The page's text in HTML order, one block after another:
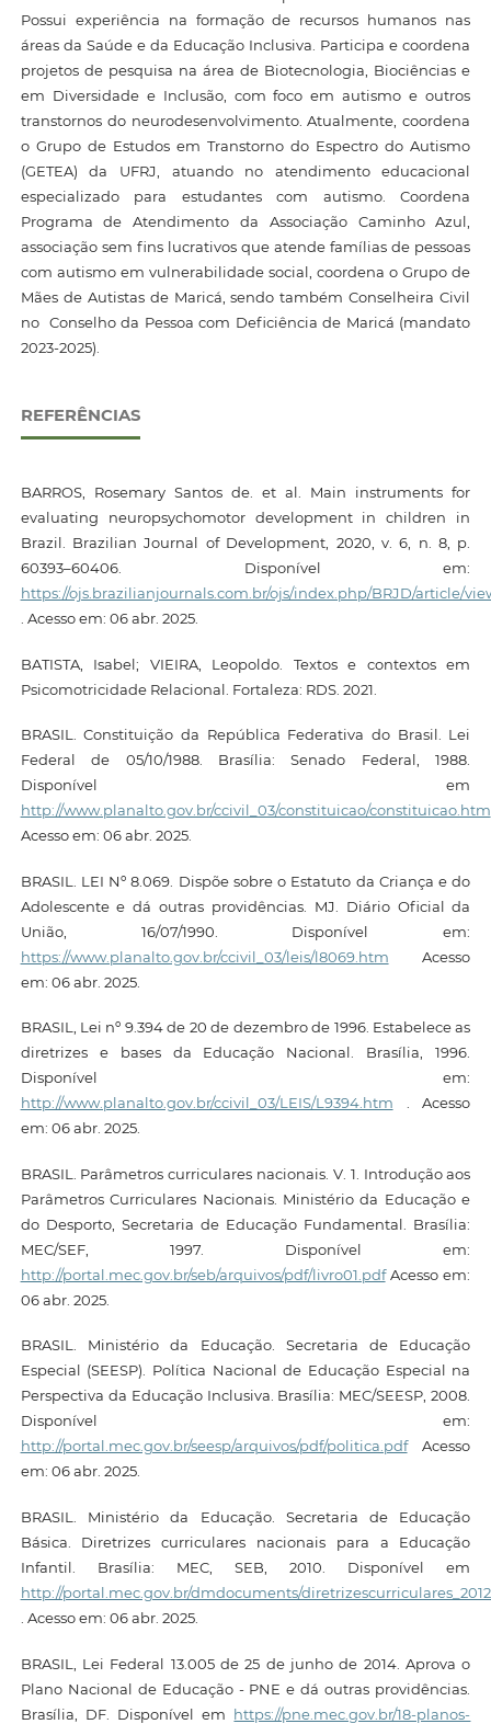
Possui experiência na formação de recursos humanos nas
áreas da Saúde e da Educação Inclusiva. Participa e coordena
projetos de pesquisa na área de Biotecnologia, Biociências e
em Diversidade e Inclusão, com foco em autismo e outros
transtornos do neurodesenvolvimento. Atualmente, coordena
o Grupo de Estudos em Transtorno do Espectro do Autismo
(GETEA) da UFRJ, atuando no atendimento educacional
especializado para estudantes com autismo. Coordena
Programa de Atendimento da Associação Caminho Azul,
associação sem fins lucrativos que atende famílias de pessoas
com autismo em vulnerabilidade social, coordena o Grupo de
Mães de Autistas de Maricá, sendo também Conselheira Civil
no Conselho da Pessoa com Deficiência de Maricá (mandato
2023-2025).
REFERÊNCIAS
BARROS, Rosemary Santos de. et al. Main instruments for
evaluating neuropsychomotor development in children in
Brazil. Brazilian Journal of Development, 2020, v. 6, n. 8, p.
60393–60406. Disponível em:
https://ojs.brazilianjournals.com.br/ojs/index.php/BRJD/article/
. Acesso em: 06 abr. 2025.
BATISTA, Isabel; VIEIRA, Leopoldo. Textos e contextos em
Psicomotricidade Relacional. Fortaleza: RDS. 2021.
BRASIL. Constituição da República Federativa do Brasil. Lei
Federal de 05/10/1988. Brasília: Senado Federal, 1988.
Disponível em
http://www.planalto.gov.br/ccivil_03/constituicao/constituicao.htm
Acesso em: 06 abr. 2025.
BRASIL. LEI Nº 8.069. Dispõe sobre o Estatuto da Criança e do
Adolescente e dá outras providências. MJ. Diário Oficial da
União, 16/07/1990. Disponível em:
https://www.planalto.gov.br/ccivil_03/leis/l8069.htm Acesso
em: 06 abr. 2025.
BRASIL, Lei nº 9.394 de 20 de dezembro de 1996. Estabelece as
diretrizes e bases da Educação Nacional. Brasília, 1996.
Disponível em:
http://www.planalto.gov.br/ccivil_03/LEIS/L9394.htm . Acesso
em: 06 abr. 2025.
BRASIL. Parâmetros curriculares nacionais. V. 1. Introdução aos
Parâmetros Curriculares Nacionais. Ministério da Educação e
do Desporto, Secretaria de Educação Fundamental. Brasília:
MEC/SEF, 1997. Disponível em:
http://portal.mec.gov.br/seb/arquivos/pdf/livro01.pdfAcesso em:
06 abr. 2025.
BRASIL. Ministério da Educação. Secretaria de Educação
Especial (SEESP). Política Nacional de Educação Especial na
Perspectiva da Educação Inclusiva. Brasília: MEC/SEESP, 2008.
Disponível em:
http://portal.mec.gov.br/seesp/arquivos/pdf/politica.pdfAcesso
em: 06 abr. 2025.
BRASIL. Ministério da Educação. Secretaria de Educação
Básica. Diretrizes curriculares nacionais para a Educação
Infantil. Brasília: MEC, SEB, 2010. Disponível em
http://portal.mec.gov.br/dmdocuments/
. Acesso em: 06 abr. 2025.
BRASIL, Lei Federal 13.005 de 25 de junho de 2014. Aprova o
Plano Nacional de Educação - PNE e dá outras providências.
Brasília, DF. Disponível em https://pne.mec.gov.br/18-planos-